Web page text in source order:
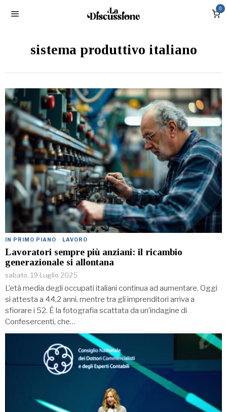
0
sistema produttivo italiano
IN PRIMO PIANO · LAVORO
Lavoratori sempre più anziani: il ricambio
generazionale si allontana
sabato, 19 Luglio 2025
L’età media degli occupati italiani continua ad aumentare. Oggi
si attesta a 44,2 anni, mentre tra gli imprenditori arriva a
sfiorare i 52. È la fotografia scattata da un’indagine di
Confesercenti, che…